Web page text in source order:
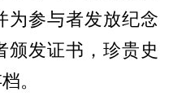
为参与者发放纪念
颁发证书，珍贵史
。